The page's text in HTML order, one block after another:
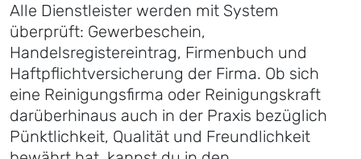
Alle Dienstleister werden mit System
überprüft: Gewerbeschein,
Handelsregistereintrag, Firmenbuch und
Haftpflichtversicherung der Firma. Ob sich
eine Reinigungsfirma oder Reinigungskraft
darüberhinaus auch in der Praxis bezüglich
Pünktlichkeit, Qualität und Freundlichkeit